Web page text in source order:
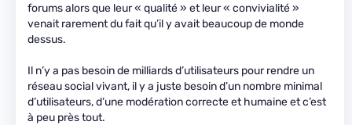
forums alors que leur « qualité » et leur « convivialité »
venait rarement du fait qu’il y avait beaucoup de monde
dessus.
Il n’y a pas besoin de milliards d’utilisateurs pour rendre un
réseau social vivant, il y a juste besoin d’un nombre minimal
d’utilisateurs, d’une modération correcte et humaine et c’est
à peu près tout.